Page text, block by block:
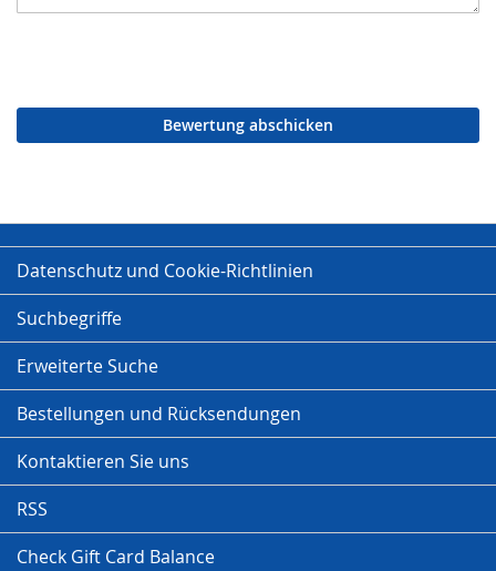
Bewertung abschicken
Datenschutz und Cookie-Richtlinien
Suchbegriffe
Erweiterte Suche
Bestellungen und Rücksendungen
Kontaktieren Sie uns
RSS
Check Gift Card Balance